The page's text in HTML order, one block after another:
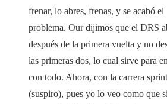
frenar, lo abres, frenas, y se acabó el
problema. Our dijimos que el DRS
después de la primera vuelta y no
las primeras dos, lo cual sirve para
con todo. Ahora, con la carrera
(suspiro), pues yo lo veo como que